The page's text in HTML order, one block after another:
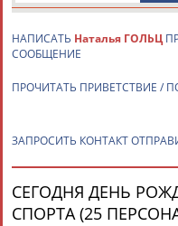
ТАБЛО АКТИВНОСТИ
Вопросы сотрудничества и
Адресов в новостной
НАПИСАТЬ Наталья ГОЛЬЦ
СООБЩЕНИЕ
ПРОЧИТАТЬ ПРИВЕТСТВИЕ /
ЗАПРОСИТЬ КОНТАКТ
СЕГОДНЯ ДЕНЬ
СПОРТА (25